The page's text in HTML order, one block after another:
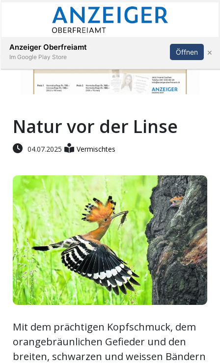
Veranstaltungen
Stellen
E-
Paper
App
Auw
Auw:
offizielle
Abonnieren Anmelden
Natur vor der Linse
04.07.2025 Vermischtes
Mit dem prächtigen Kopfschmuck, dem
orangebräunlichen Gefieder und den
breiten, schwarzen und weissen Bändern
Anzeiger Oberfreiamt
Im Google Play Store
Öffnen ×